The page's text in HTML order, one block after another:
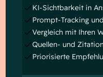
KI-Sichtbarkeit in
Prompt-Tracking
Vergleich mit Ihren
Quellen- und
Priorisierte